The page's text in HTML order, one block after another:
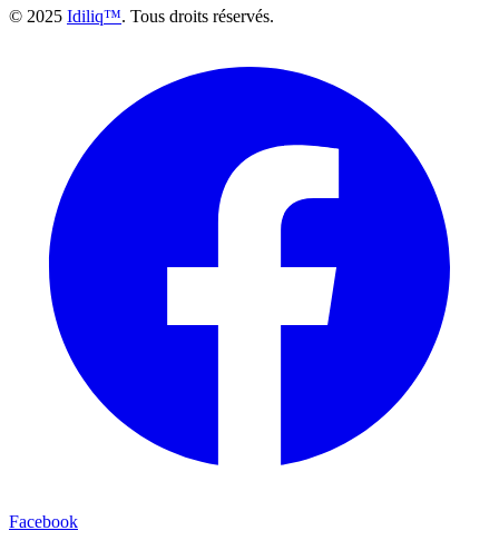
© 2025 Idiliq™. Tous droits réservés.
Facebook